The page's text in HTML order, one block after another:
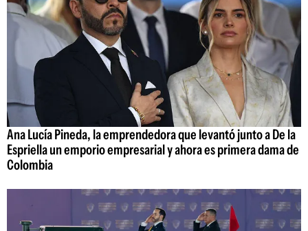
Ana Lucía Pineda, la emprendedora que levantó junto a De la
Espriella un emporio empresarial y ahora es primera dama de
Colombia